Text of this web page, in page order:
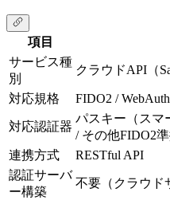
項目
サービス種
別
クラウドAPI（
対応規格 FIDO2 /
対応認証器
パスキー（スマ
/ その他FIDO2
連携方式
RESTful API
認証サーバ
ー構築
不要（クラウド